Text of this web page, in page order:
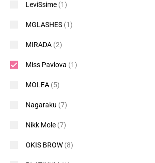
LeviSsime (1)
MGLASHES (1)
MIRADA (2)
Miss Pavlova (1)
MOLEA (5)
Nagaraku (7)
Nikk Mole (7)
OKIS BROW (8)